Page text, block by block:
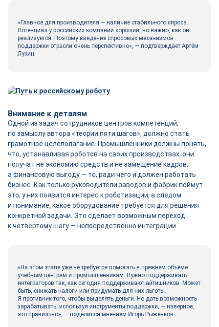
«Главное для производителя — наличие стабильного спроса.
Потенциал у российских компаний хороший, но важно, как он
реализуется. Поэтому введение спросовых механизмов
поддержки отрасли очень перспективно», — подтверждает Артём
Лукин.
Внимание к деталям
Одной из задач сотрудников центров компетенций,
по замыслу автора «теории пяти шагов», должно стать
грамотное целеполагание. Промышленники должны понять,
что, устанавливая роботов на своих производствах, они
получат не экономию средств и не замещение кадров,
а финансовую выгоду — то, ради чего и должен работать
бизнес. Как только руководители заводов и фабрик поймут
это, у них появится интерес к роботизации, а следом
и понимание, какое оборудование требуется для решения
конкретной задачи. Это сделает возможным переход
к четвёртому шагу — непосредственно интеграции.
«На этом этапе уже не требуется помогать в прежнем объёме
учебным центрам и промышленникам. Нужно поддерживать
интеграторов так, как сегодня поддерживают айтишников. Может
быть, снижать налоги или придумать для них льготы.
Я противник того, чтобы выделять деньги. Но дать возможность
зарабатывать, используя инструменты поддержки, — наверное,
это правильно», — поделился мнением Игорь Рыженков.